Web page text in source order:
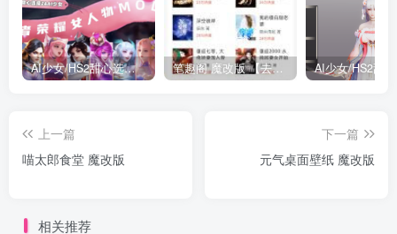
AI少女/HS2甜心选择2 仿王者荣耀人物卡全合集打包 笔趣阁 魔改版 【去广告免费小说】
上一篇
喵太郎食堂 魔改版
下一篇
元气桌面壁纸 魔改版
相关推荐